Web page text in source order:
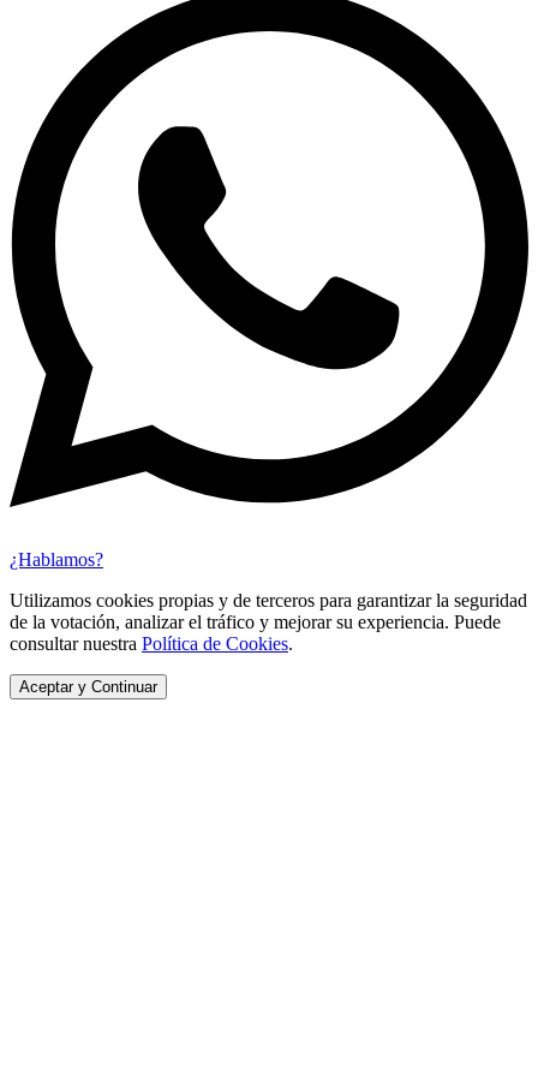
¿Hablamos?
Utilizamos cookies propias y de terceros para garantizar la seguridad
de la votación, analizar el tráfico y mejorar su experiencia. Puede
consultar nuestra Política de Cookies.
Aceptar y Continuar